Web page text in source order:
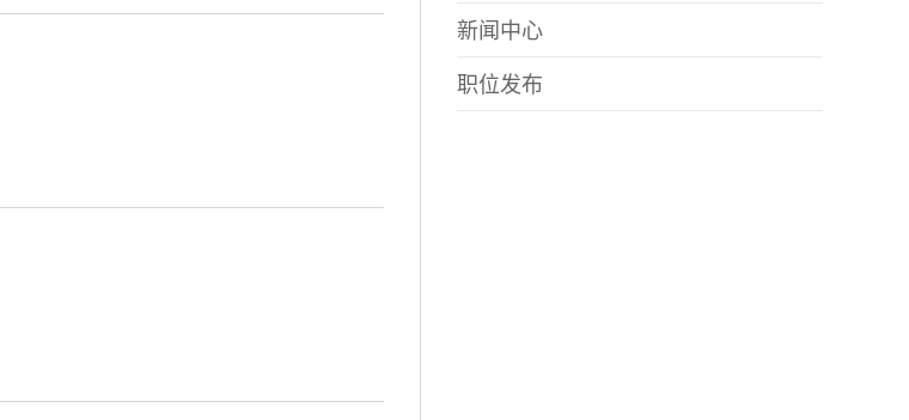
新闻中心
职位发布